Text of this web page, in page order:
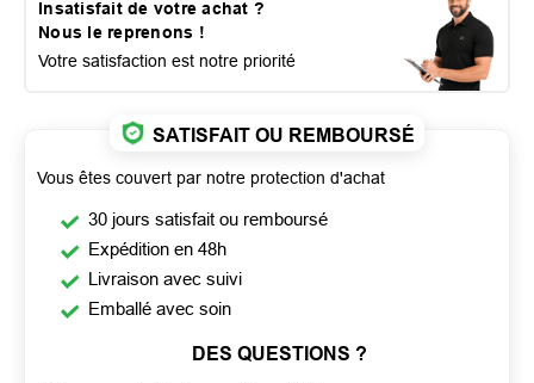
Insatisfait de votre achat ?
Nous le reprenons !
Votre satisfaction est notre priorité
SATISFAIT OU REMBOURSÉ
Vous êtes couvert par notre protection d'achat
30 jours satisfait ou remboursé
Expédition en 48h
Livraison avec suivi
Emballé avec soin
DES QUESTIONS ?